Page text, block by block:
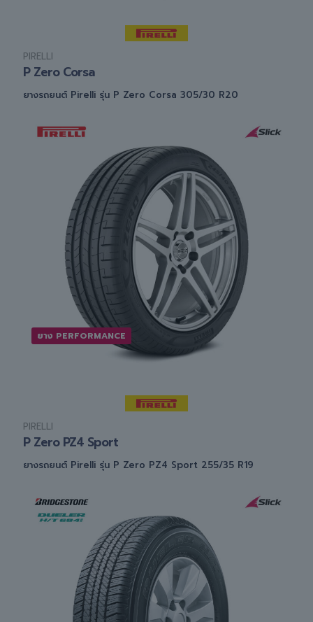
PIRELLI
P Zero Corsa
ยางรถยนต์ Pirelli รุ่น P Zero Corsa 305/30 R20
ยาง PERFORMANCE
PIRELLI
P Zero PZ4 Sport
ยางรถยนต์ Pirelli รุ่น P Zero PZ4 Sport 255/35 R19